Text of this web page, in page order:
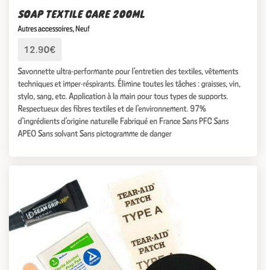
SOAP TEXTILE CARE 200ML
Autres accessoires,Neuf
12.90€
Savonnette ultra-performante pour l’entretien des textiles, vêtements
techniques et imper-réspirants. Élimine toutes les tâches : graisses, vin,
stylo, sang, etc. Application à la main pour tous types de supports.
Respectueux des fibres textiles et de l’environnement. 97%
d’ingrédients d’origine naturelle Fabriqué en France Sans PFC Sans
APEO Sans solvant Sans pictogramme de danger